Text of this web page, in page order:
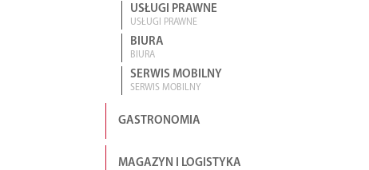
USŁUGI PRAWNE
USŁUGI PRAWNE
BIURA
BIURA
SERWIS MOBILNY
SERWIS MOBILNY
GASTRONOMIA
MAGAZYN I LOGISTYKA